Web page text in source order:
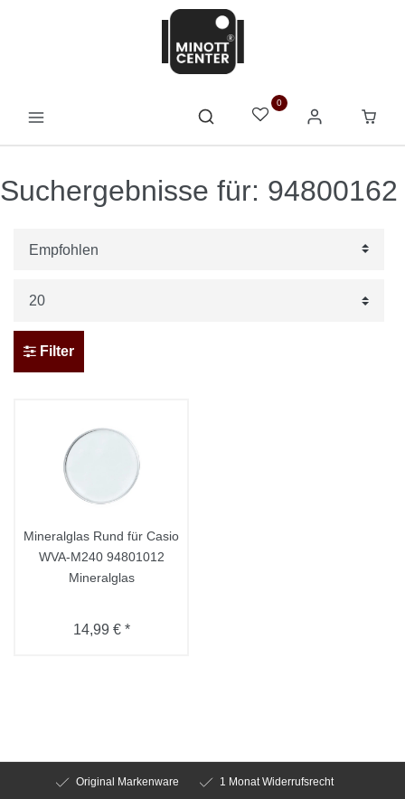
0
Suchergebnisse für: 94800162
Filter
Mineralglas Rund für Casio
WVA-M240 94801012
Mineralglas
14,99 € *
Original Markenware
1 Monat Widerrufsrecht